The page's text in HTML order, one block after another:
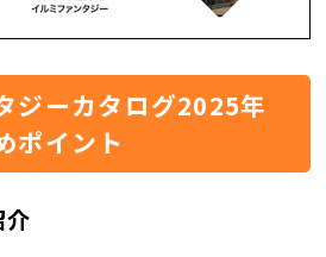
ジーカタログ2025年
ポイント